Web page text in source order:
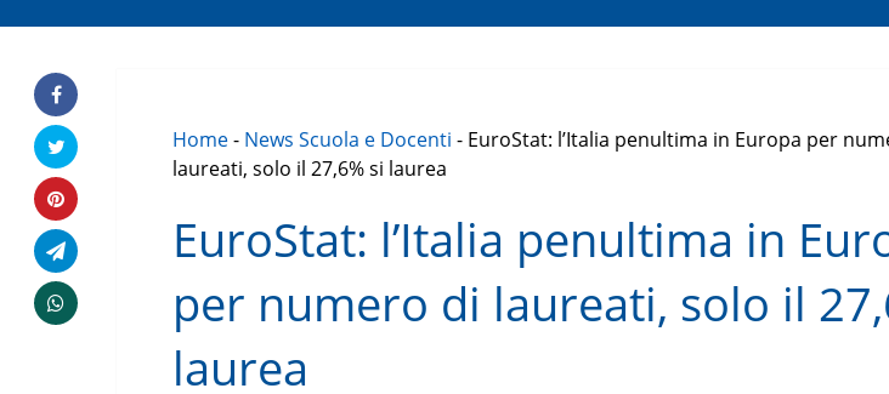
Home- News Scuola e Docenti - EuroStat: l’Italia penultima in Europa per
laureati, solo il 27,6% si laurea
EuroStat: l’Italia penultima in
per numero di laureati, solo il
laurea